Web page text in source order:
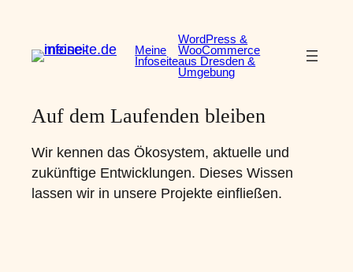
springen
Meine
Infoseite
WordPress &
WooCommerce
aus Dresden &
Umgebung
Auf dem Laufenden bleiben
Wir kennen das Ökosystem, aktuelle und
zukünftige Entwicklungen. Dieses Wissen
lassen wir in unsere Projekte einfließen.